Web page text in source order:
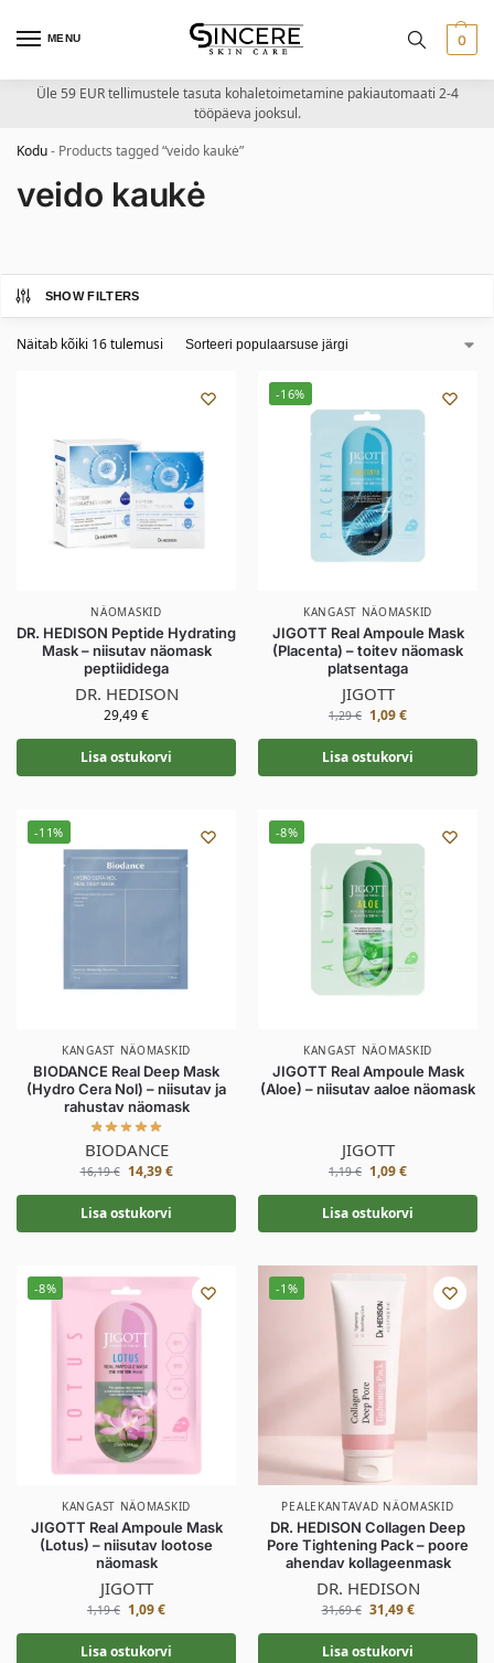
MENU 0
Üle 59 EUR tellimustele tasuta kohaletoimetamine pakiautomaati 2-4
tööpäeva jooksul.
Kodu- Products tagged “veido kaukė”
veido kaukė
SHOW FILTERS
Näitab kõiki 16 tulemusi
NÄOMASKID
DR. HEDISON Peptide Hydrating
Mask – niisutav näomask
peptiididega
DR. HEDISON
29,49€
Lisa ostukorvi
-16%
KANGAST NÄOMASKID
JIGOTT Real Ampoule Mask
(Placenta) – toitev näomask
platsentaga
JIGOTT
1,29€ 1,09€
Lisa ostukorvi
-11%
KANGAST NÄOMASKID
BIODANCE Real Deep Mask
(Hydro Cera Nol) – niisutav ja
rahustav näomask
BIODANCE
16,19€ 14,39€
Lisa ostukorvi
-8%
KANGAST NÄOMASKID
JIGOTT Real Ampoule Mask
(Aloe) – niisutav aaloe näomask
JIGOTT
1,19€ 1,09€
Lisa ostukorvi
-8%
KANGAST NÄOMASKID
JIGOTT Real Ampoule Mask
(Lotus) – niisutav lootose
näomask
JIGOTT
1,19€ 1,09€
Lisa ostukorvi
-1%
PEALEKANTAVAD NÄOMASKID
DR. HEDISON Collagen Deep
Pore Tightening Pack – poore
ahendav kollageenmask
DR. HEDISON
31,69€ 31,49€
Lisa ostukorvi